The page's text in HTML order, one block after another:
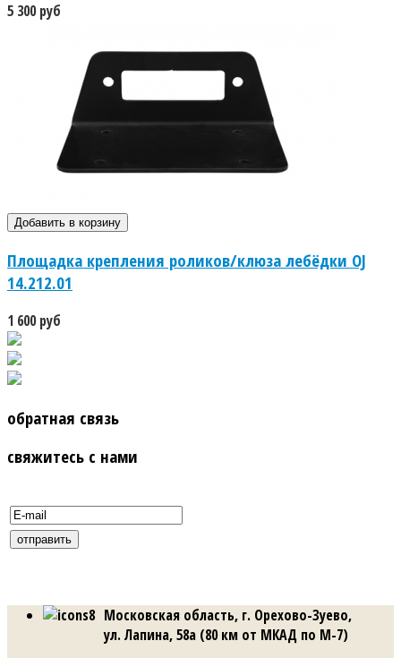
5 300 руб
Площадка крепления роликов/клюза лебёдки OJ
14.212.01
1 600 руб
обратная связь
свяжитесь с нами
Московская область, г. Орехово-Зуево,
ул. Лапина, 58а (80 км от МКАД по М-7)